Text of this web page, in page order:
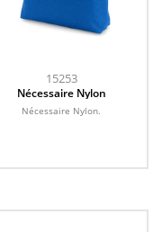
15253
Nécessaire Nylon
Nécessaire Nylon.